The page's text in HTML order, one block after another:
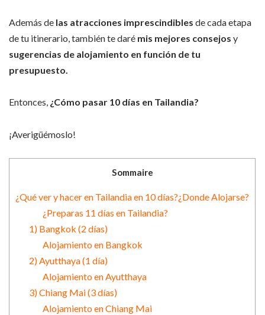
Además de las atracciones imprescindibles de cada etapa
de tu itinerario, también te daré mis mejores consejos y
sugerencias de alojamiento en función de tu
presupuesto.
Entonces, ¿Cómo pasar 10 días en Tailandia?
¡Averigüémoslo!
Sommaire
¿Qué ver y hacer en Tailandia en 10 días?¿Donde Alojarse?
¿Preparas 11 días en Tailandia?
1) Bangkok (2 días)
Alojamiento en Bangkok
2) Ayutthaya (1 día)
Alojamiento en Ayutthaya
3) Chiang Mai (3 días)
Alojamiento en Chiang Mai